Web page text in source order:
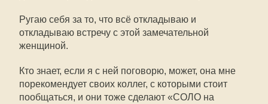
Ругаю себя за то, что всё откладываю и
откладываю встречу с этой замечательной
женщиной.
Кто знает, если я с ней поговорю, может, она мне
порекомендует своих коллег, с которыми стоит
пообщаться, и они тоже сделают «СОЛО на